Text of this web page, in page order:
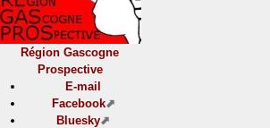
Région Gascogne
Prospective
E-mail
Facebook
Bluesky